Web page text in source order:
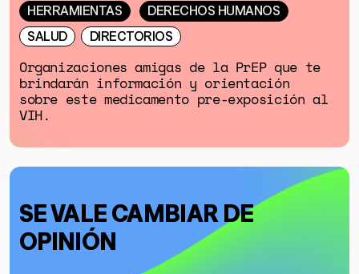
HERRAMIENTAS
DERECHOS HUMANOS
SALUD
DIRECTORIOS
Organizaciones amigas de la PrEP que te
brindarán información y orientación
sobre este medicamento pre-exposición al
VIH.
SE VALE CAMBIAR DE
OPINIÓN